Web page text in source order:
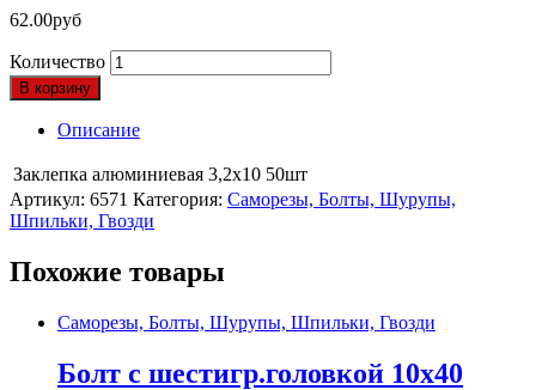
62.00руб
Количество
В корзину
Описание
Заклепка алюминиевая 3,2х10 50шт
Артикул: 6571 Категория: Саморезы, Болты, Шурупы,
Шпильки, Гвозди
Похожие товары
Саморезы, Болты, Шурупы, Шпильки, Гвозди
Болт с шестигр.головкой 10х40